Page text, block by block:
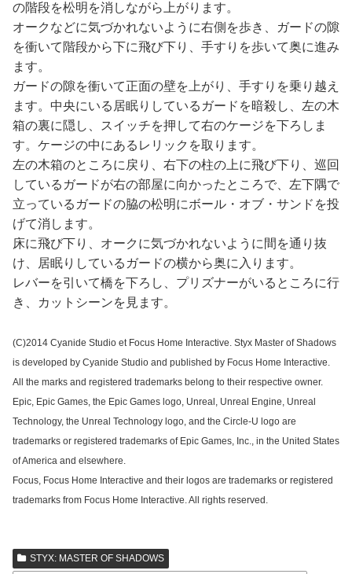
の階段を松明を消しながら上がります。
オークなどに気づかれないように右側を歩き、ガードの隙
を衝いて階段から下に飛び下り、手すりを歩いて奥に進み
ます。
ガードの隙を衝いて正面の壁を上がり、手すりを乗り越え
ます。中央にいる居眠りしているガードを暗殺し、左の木
箱の裏に隠し、スイッチを押して右のケージを下ろしま
す。ケージの中にあるレリックを取ります。
左の木箱のところに戻り、右下の柱の上に飛び下り、巡回
しているガードが右の部屋に向かったところで、左下隅で
立っているガードの脇の松明にボール・オブ・サンドを投
げて消します。
床に飛び下り、オークに気づかれないように間を通り抜
け、居眠りしているガードの横から奥に入ります。
レバーを引いて橋を下ろし、プリズナーがいるところに行
き、カットシーンを見ます。
(C)2014 Cyanide Studio et Focus Home Interactive. Styx Master of Shadows
is developed by Cyanide Studio and published by Focus Home Interactive.
All the marks and registered trademarks belong to their respective owner.
Epic, Epic Games, the Epic Games logo, Unreal, Unreal Engine, Unreal
Technology, the Unreal Technology logo, and the Circle-U logo are
trademarks or registered trademarks of Epic Games, Inc., in the United States
of America and elsewhere.
Focus, Focus Home Interactive and their logos are trademarks or registered
trademarks from Focus Home Interactive. All rights reserved.
STYX: MASTER OF SHADOWS